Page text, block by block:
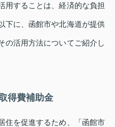
用することは、経済的な負担
下に、函館市や北海道が提供
の活用方法についてご紹介し
得費補助金
住を促進するため、「函館市